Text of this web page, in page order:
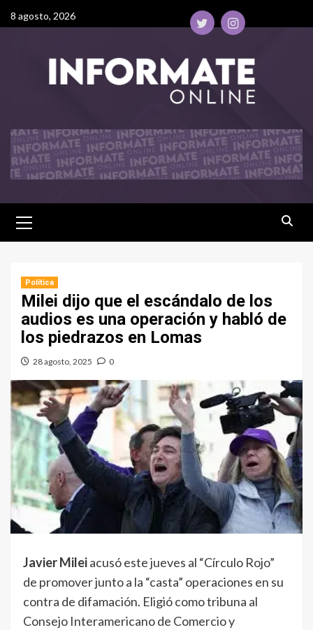
8 agosto, 2026
Política
Milei dijo que el escándalo de los
audios es una operación y habló de
los piedrazos en Lomas
28 agosto, 2025 0
Javier Mileiacusó este jueves al “Círculo Rojo”
de promover junto a la “casta” operaciones en su
contra de difamación. Eligió como tribuna al
Consejo Interamericano de Comercio y